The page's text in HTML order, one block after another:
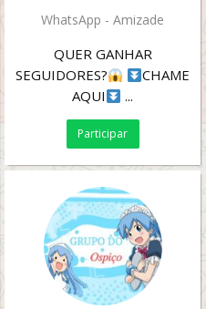
WhatsApp - Amizade
QUER GANHAR
SEGUIDORES?
CHAME
AQUI
...
Participar